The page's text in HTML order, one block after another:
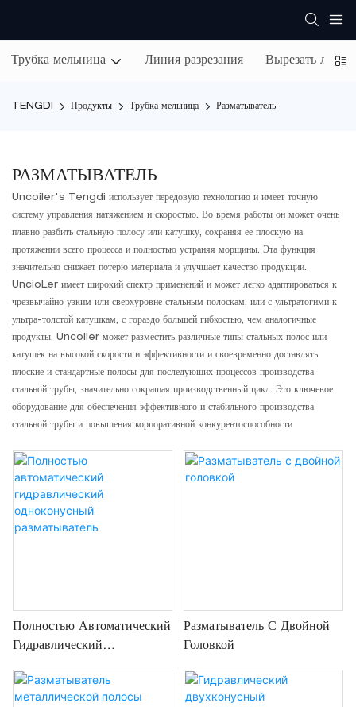
Трубка мельница Линия разрезания Вырезать
TENGDI Продукты Трубка мельница Разматыватель
РАЗМАТЫВАТЕЛЬ
Uncoiler's Tengdi использует передовую технологию и имеет точную
систему управления натяжением и скоростью. Во время работы он может очень
плавно разбить стальную полосу или катушку, сохраняя ее плоскую на
протяжении всего процесса и полностью устраняя морщины. Эта функция
значительно снижает потерю материала и улучшает качество продукции.
UncioLer имеет широкий спектр применений и может легко адаптироваться к
чрезвычайно узким или сверхуровне стальным полоскам, или с ультратогими к
ультра-толстой катушкам, с гораздо большей гибкостью, чем аналогичные
продукты. Uncoiler может разместить различные типы стальных полос или
катушек на высокой скорости и эффективности и своевременно доставлять
плоские и стандартные полосы для последующих процессов производства
стальной трубы, значительно сокращая производственный цикл. Это ключевое
оборудование для обеспечения эффективного и стабильного производства
стальной трубы и повышения корпоративной конкурентоспособности
Полностью Автоматический
Гидравлический
Разматыватель
Разматыватель С Двойной
Головкой